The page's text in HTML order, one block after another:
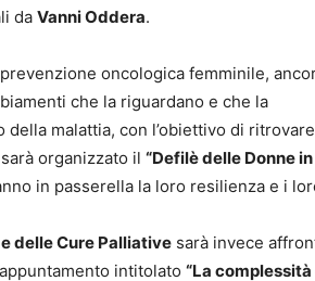
da Vanni Oddera.
oncologica femminile,
che la riguardano e che la
malattia, con l’obiettivo di
organizzato il “Defilè delle Donne in
in passerella la loro resilienza e i
delle Cure Palliative sarà invece
intitolato “La